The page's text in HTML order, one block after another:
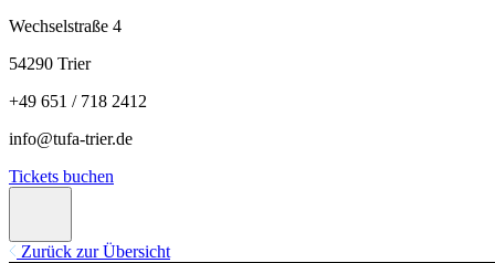
Wechselstraße 4
54290 Trier
+49 651 / 718 2412
info@tufa-trier.de
Tickets buchen
Zurück zur Übersicht